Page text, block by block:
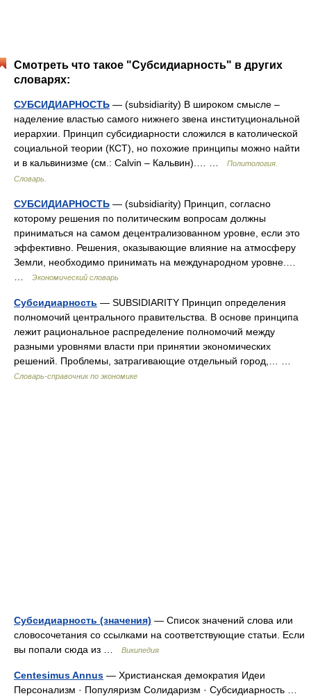
Смотреть что такое "Субсидиарность" в других
словарях:
СУБСИДИАРНОСТЬ — (subsidiarity) В широком смысле –
наделение властью самого нижнего звена институциональной
иерархии. Принцип субсидиарности сложился в католической
социальной теории (КСТ), но похожие принципы можно найти
и в кальвинизме (см.: Calvin – Кальвин).… …
Политология.
Словарь.
СУБСИДИАРНОСТЬ — (subsidiarity) Принцип, согласно
которому решения по политическим вопросам должны
приниматься на самом децентрализованном уровне, если это
эффективно. Решения, оказывающие влияние на атмосферу
Земли, необходимо принимать на международном уровне.…
Экономический словарь
Субсидиарность — SUBSIDIARITY Принцип определения
полномочий центрального правительства. В основе принципа
лежит рациональное распределение полномочий между
разными уровнями власти при принятии экономических
решений. Проблемы, затрагивающие отдельный город,… …
Словарь-справочник по экономике
Субсидиарность (значения) — Список значений слова или
словосочетания со ссылками на соответствующие статьи. Если
вы попали сюда из …
Википедия
Centesimus Annus — Христианская демократия Идеи
Персонализм · Популяризм Солидаризм · Субсидиарность …